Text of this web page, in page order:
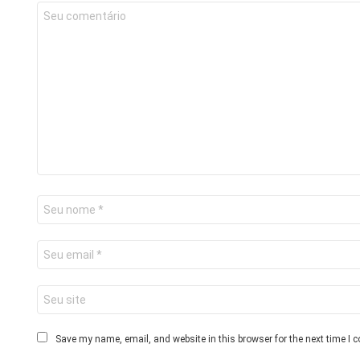
Save my name, email, and website in this browser for the next time I